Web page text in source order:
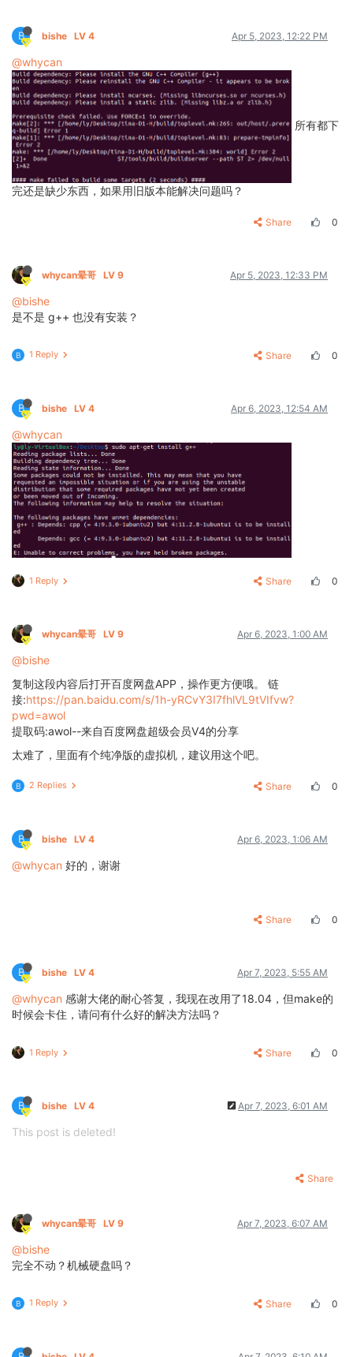
B bishe LV 4 Apr 5, 2023, 12:22 PM
@whycan
所有都下
完还是缺少东西，如果用旧版本能解决问题吗？
Share 0
whycan晕哥 LV 9 Apr 5, 2023, 12:33 PM
@bishe
是不是 g++ 也没有安装？
B 1 Reply Share 0
B bishe LV 4 Apr 6, 2023, 12:54 AM
@whycan
1 Reply Share 0
whycan晕哥 LV 9 Apr 6, 2023, 1:00 AM
@bishe
复制这段内容后打开百度网盘APP，操作更方便哦。 链
接:https://pan.baidu.com/s/1h-yRCvY3I7fhlVL9tVIfvw?
pwd=awol
提取码:awol--来自百度网盘超级会员V4的分享
太难了，里面有个纯净版的虚拟机，建议用这个吧。
B 2 Replies Share 0
B bishe LV 4 Apr 6, 2023, 1:06 AM
@whycan 好的，谢谢
Share 0
B bishe LV 4 Apr 7, 2023, 5:55 AM
@whycan 感谢大佬的耐心答复，我现在改用了18.04，但make的
时候会卡住，请问有什么好的解决方法吗？
1 Reply Share 0
B bishe LV 4 Apr 7, 2023, 6:01 AM
This post is deleted!
Share
whycan晕哥 LV 9 Apr 7, 2023, 6:07 AM
@bishe
完全不动？机械硬盘吗？
B 1 Reply Share 0